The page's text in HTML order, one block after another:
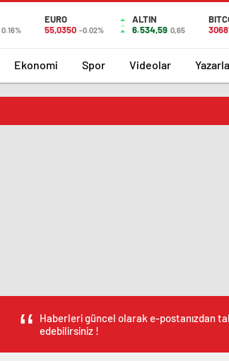
0.16%
EURO
55,0350 -0.02%
ALTIN
6.534,59 0,65
Ekonomi Spor Videolar
Haberleri güncel olarak e-postanızdan
edebilirsiniz !